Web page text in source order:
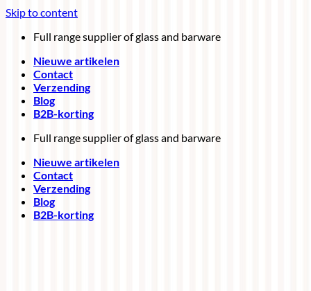
Skip to content
Full range supplier of glass and barware
Nieuwe artikelen
Contact
Verzending
Blog
B2B-korting
Full range supplier of glass and barware
Nieuwe artikelen
Contact
Verzending
Blog
B2B-korting